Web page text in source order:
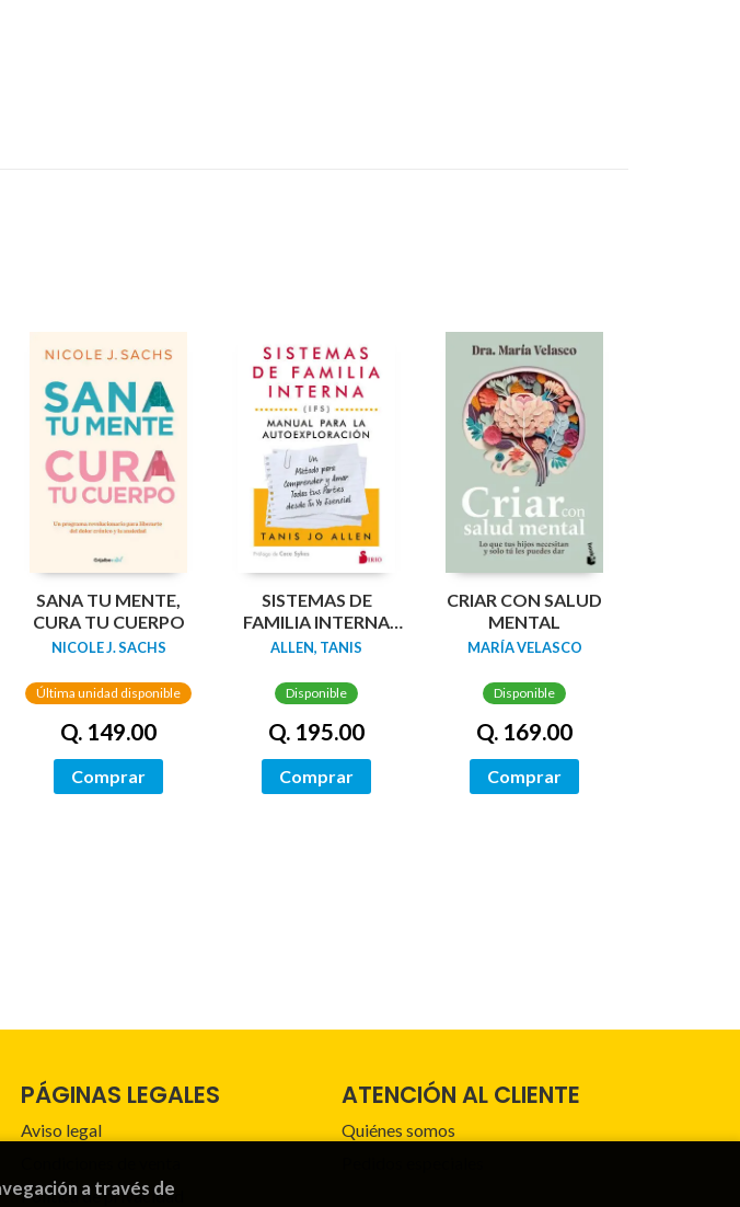
SANA TU MENTE,
CURA TU CUERPO
NICOLE J. SACHS
Última unidad disponible
Q. 149.00
Comprar
SISTEMAS DE
FAMILIA INTERNA
(IFS): MANUAL PARA
AUTOEXPLORACIÓN
ALLEN, TANIS
Disponible
Q. 195.00
Comprar
CRIAR CON SALUD
MENTAL
MARÍA VELASCO
Disponible
Q. 169.00
Comprar
PÁGINAS LEGALES
Aviso legal
Política de privacidad
ATENCIÓN AL CLIENTE
Quiénes somos
a través de